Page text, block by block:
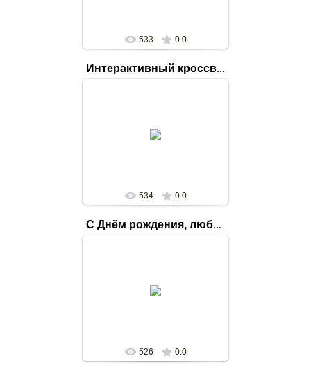
533 0.0
Интерактивный кроссворд "Знаешь ли ты свой город"
День города Новолукомль.
Библиотечная площадка.
534 0.0
С Днём рождения, любимый город!!!
День города Новолукомль.
Библиотечная площадка
526 0.0